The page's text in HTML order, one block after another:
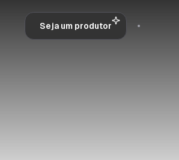
Seja um produtor